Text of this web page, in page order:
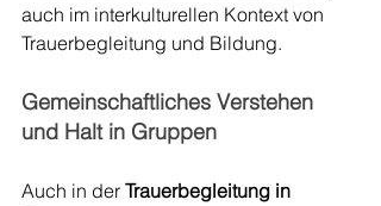
auch im interkulturellen Kontext von
Trauerbegleitung und Bildung.
Gemeinschaftliches Verstehen
und Halt in Gruppen
Auch in der Trauerbegleitung in